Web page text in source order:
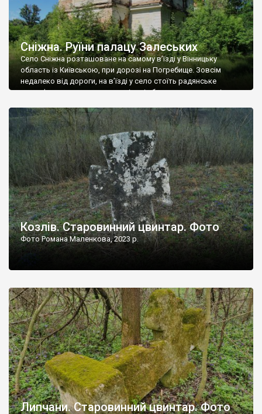
Сніжна. Руїни палацу Залеських
Село Сніжна розташоване на самому в’їзді у Вінницьку
область із Київською, при дорозі на Погребище. Зовсім
недалеко від дороги, на в’їзді у село стоїть радянське
рельєфне пано, яке показує жінку і яблуню, а трохи далі, десь
не видно, але видно дві стареньких колії у траві – […]
Козлів. Старовинний цвинтар. Фото
Фото Романа Маленкова, 2023 р.
Липчани. Старовинний цвинтар. Фото